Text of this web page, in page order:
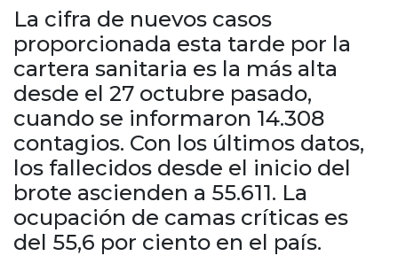
Humor
Valle de Calamuchita
Jesús María y norte
Cruz del Eje
Corredor de Ansenuza
La Carlota y zona
Laboulaye y sur
Bell Ville
Río Tercero
Despeñaderos
La cifra de nuevos casos
proporcionada esta tarde por la
cartera sanitaria es la más alta
desde el 27 octubre pasado,
cuando se informaron 14.308
contagios. Con los últimos datos,
los fallecidos desde el inicio del
brote ascienden a 55.611. La
ocupación de camas críticas es
del 55,6 por ciento en el país.